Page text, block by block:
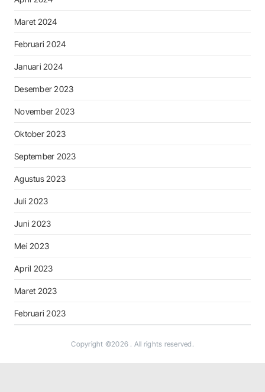
Maret 2024
Februari 2024
Januari 2024
Desember 2023
November 2023
Oktober 2023
September 2023
Agustus 2023
Juli 2023
Juni 2023
Mei 2023
April 2023
Maret 2023
Februari 2023
Copyright ©2026 . All rights reserved.